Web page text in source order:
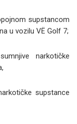
supstancom
u vozilu VË Golf 7;
narkotičke
supstance